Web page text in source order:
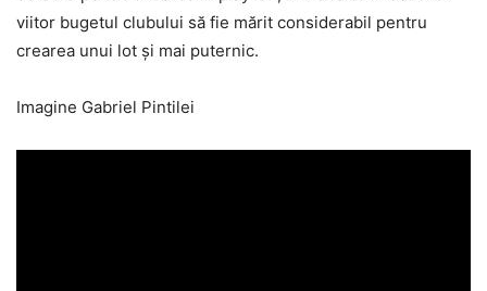
viitor bugetul clubului să fie mărit considerabil pentru
crearea unui lot și mai puternic.
Imagine Gabriel Pintilei